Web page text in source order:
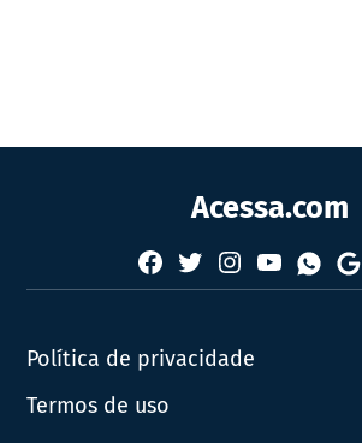
Acessa.com
Facebook
TwitterInstagram
YouTube
Política de privacidade
Termos de uso